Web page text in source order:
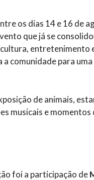
os dias 14 e 16 de
que já se
entretenimento
comunidade para uma
de animais,
musicais e momentos
foi a participação de